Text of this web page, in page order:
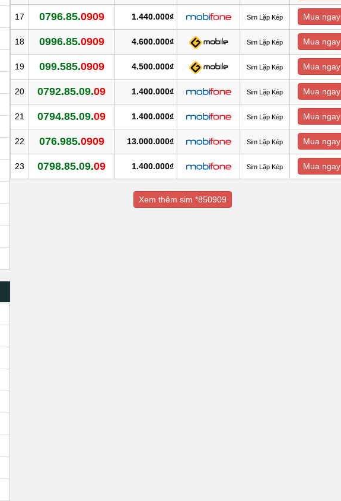
17 0796.85.0909 1.440.000₫ Sim Lặp Kép Mua ngay
18 0996.85.0909 4.600.000₫ Sim Lặp Kép Mua ngay
19 099.585.0909 4.500.000₫ Sim Lặp Kép Mua ngay
20 0792.85.09.09 1.400.000₫ Sim Lặp Kép Mua ngay
21 0794.85.09.09 1.400.000₫ Sim Lặp Kép Mua ngay
22 076.985.0909 13.000.000₫ Sim Lặp Kép Mua ngay
23 0798.85.09.09 1.400.000₫ Sim Lặp Kép Mua ngay
Xem thêm sim *850909